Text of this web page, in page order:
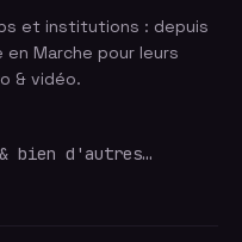
et institutions : depuis
Marche pour leurs
& vidéo.
& bien d'autres…